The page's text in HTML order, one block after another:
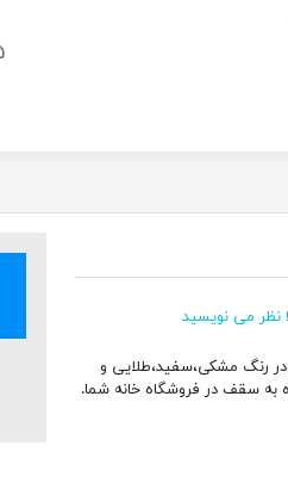
نظر می نویسید
دلی ،به قطر 30 سانتیمتر در رنگ مشکی،سفید،طلایی و
به سقف در فروشگاه خانه شما.